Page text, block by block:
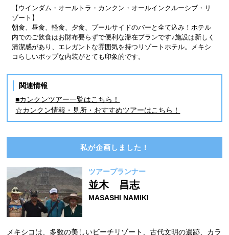
【ウインダム・オールトラ・カンクン・オールインクルーシブ・リ
ゾート】
朝食、昼食、軽食、夕食、プールサイドのバーと全て込み！ホテル
内でのご飲食はお財布要らずで便利な滞在プランです♪施設は新しく
清潔感があり、エレガントな雰囲気を持つリゾートホテル。メキシ
コらしいポップな内装がとても印象的です。
関連情報
■カンクンツアー一覧はこちら！
☆カンクン情報・見所・おすすめツアーはこちら！
私が企画しました！
ツアープランナー
並木 昌志
MASASHI NAMIKI
メキシコは、多数の美しいビーチリゾート、古代文明の遺跡、カラ